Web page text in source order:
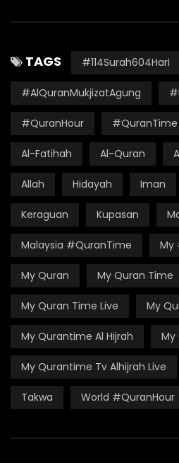
TAGS #114Surah604Hari
#AlQuranMukjizatAgung
#QuranHour #QuranTime
Al-Fatihah Al-Quran
Allah Hidayah Iman
Keraguan Kupasan
Malaysia #QuranTime My
My Quran My Quran Time
My Quran Time Live My
My Qurantime Al Hijrah My
My Qurantime Tv Alhijrah Live
Takwa World #QuranHour